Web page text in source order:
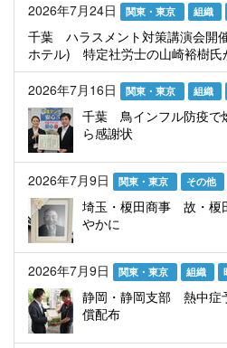
2026年7月24日 関東・東京 組織
千葉 ハラスメント対策講演会開
ホテル) 特定社労士の山崎裕樹氏
2026年7月16日
関東・東京 組織
千葉 鳥インフル防疫
ら感謝状
2026年7月9日 関東・東京 その他
埼玉・榎田商事 故・榎
やかに
2026年7月9日 関東・東京 組織
静岡・静岡支部 熱中症
償配布